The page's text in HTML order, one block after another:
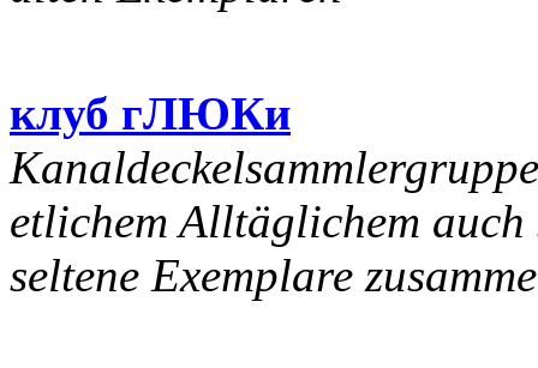
клуб гЛЮКи
etlichem Alltäglichem
seltene Exemplare